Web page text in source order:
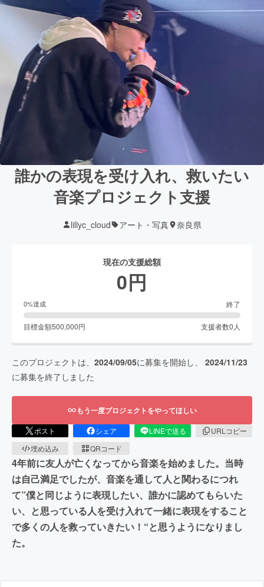
誰かの表現を受け入れ、救いたい
音楽プロジェクト支援
lillyc_cloud アート・写真 奈良県
現在の支援総額
0円
0%達成 終了
目標金額500,000円 支援者数0 人
このプロジェクトは、 2024/09/05に募集を開始し、 2024/11/23
に募集を終了しました
もう一度プロジェクトをやってほしい
ポスト シェア LINEで送る
URLコピー
埋め込み
QRコード
4年前に友人が亡くなってから音楽を始めました。当時
は自己満足でしたが、音楽を通して人と関わるにつれ
て”僕と同じように表現したい、誰かに認めてもらいた
い、と思っている人を受け入れて一緒に表現をすること
で多くの人を救っていきたい！“と思うようになりまし
た。